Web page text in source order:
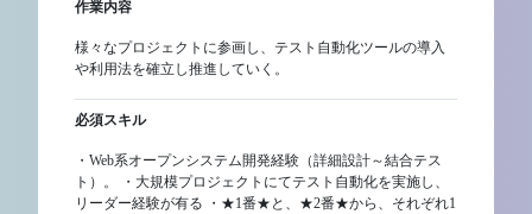
作業内容
様々なプロジェクトに参画し、テスト自動化ツールの導入
や利用法を確立し推進していく。
必須スキル
・Web系オープンシステム開発経験（詳細設計～結合テス
ト）。 ・大規模プロジェクトにてテスト自動化を実施し、
リーダー経験が有る ・★1番★と、★2番★から、それぞれ1